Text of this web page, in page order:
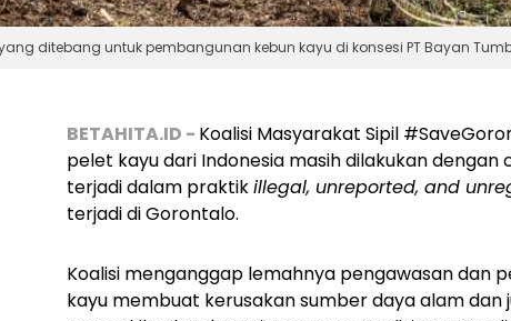
ditebang untuk pembangunan kebun kayu di konsesi PT Bayan
BETAHITA.ID - Koalisi Masyarakat Sipil
pelet kayu dari Indonesia masih dilakukan
terjadi dalam praktikillegal, unreported, and
terjadi di Gorontalo.
Koalisi menganggap lemahnya pengawasan dan
kayu membuat kerusakan sumber daya alam